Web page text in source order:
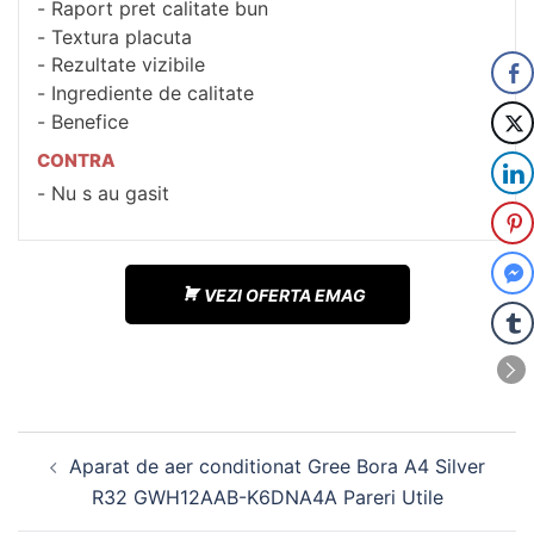
Raport pret calitate bun
Textura placuta
Rezultate vizibile
Ingrediente de calitate
Benefice
CONTRA
Nu s au gasit
VEZI OFERTA EMAG
articole
Aparat de aer conditionat Gree Bora A4 Silver
R32 GWH12AAB-K6DNA4A Pareri Utile